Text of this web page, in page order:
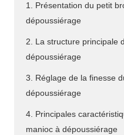
1. Présentation du petit
dépoussiérage
2. La structure principale
dépoussiérage
3. Réglage de la finesse
dépoussiérage
4. Principales
manioc à dépoussiérage